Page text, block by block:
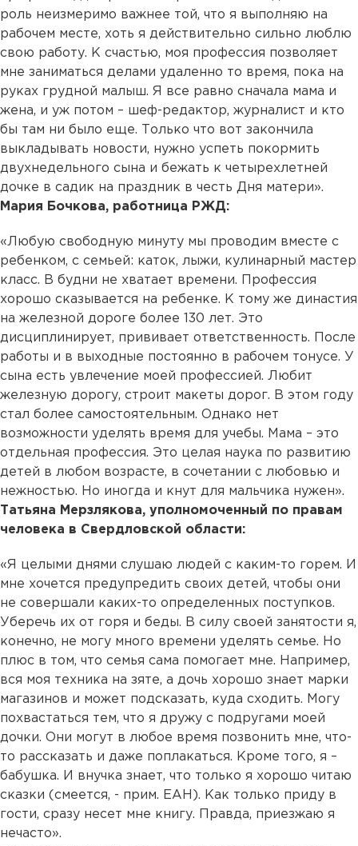
роль неизмеримо важнее той, что я выполняю на
рабочем месте, хоть я действительно сильно люблю
свою работу. К счастью, моя профессия позволяет
мне заниматься делами удаленно то время, пока на
руках грудной малыш. Я все равно сначала мама и
жена, и уж потом – шеф-редактор, журналист и кто
бы там ни было еще. Только что вот закончила
выкладывать новости, нужно успеть покормить
двухнедельного сына и бежать к четырехлетней
дочке в садик на праздник в честь Дня матери».
Мария Бочкова, работница РЖД:
«Любую свободную минуту мы проводим вместе с
ребенком, с семьей: каток, лыжи, кулинарный мастер
класс. В будни не хватает времени. Профессия
хорошо сказывается на ребенке. К тому же династия
на железной дороге более 130 лет. Это
дисциплинирует, прививает ответственность. После
работы и в выходные постоянно в рабочем тонусе. У
сына есть увлечение моей профессией. Любит
железную дорогу, строит макеты дорог. В этом году
стал более самостоятельным. Однако нет
возможности уделять время для учебы. Мама – это
отдельная профессия. Это целая наука по развитию
детей в любом возрасте, в сочетании с любовью и
нежностью. Но иногда и кнут для мальчика нужен».
Татьяна Мерзлякова, уполномоченный по правам
человека в Свердловской области:
«Я целыми днями слушаю людей с каким-то горем. И
мне хочется предупредить своих детей, чтобы они
не совершали каких-то определенных поступков.
Уберечь их от горя и беды. В силу своей занятости я,
конечно, не могу много времени уделять семье. Но
плюс в том, что семья сама помогает мне. Например,
вся моя техника на зяте, а дочь хорошо знает марки
магазинов и может подсказать, куда сходить. Могу
похвастаться тем, что я дружу с подругами моей
дочки. Они могут в любое время позвонить мне, что-
то рассказать и даже поплакаться. Кроме того, я –
бабушка. И внучка знает, что только я хорошо читаю
сказки (смеется, - прим. ЕАН). Как только приду в
гости, сразу несет мне книгу. Правда, приезжаю я
нечасто».